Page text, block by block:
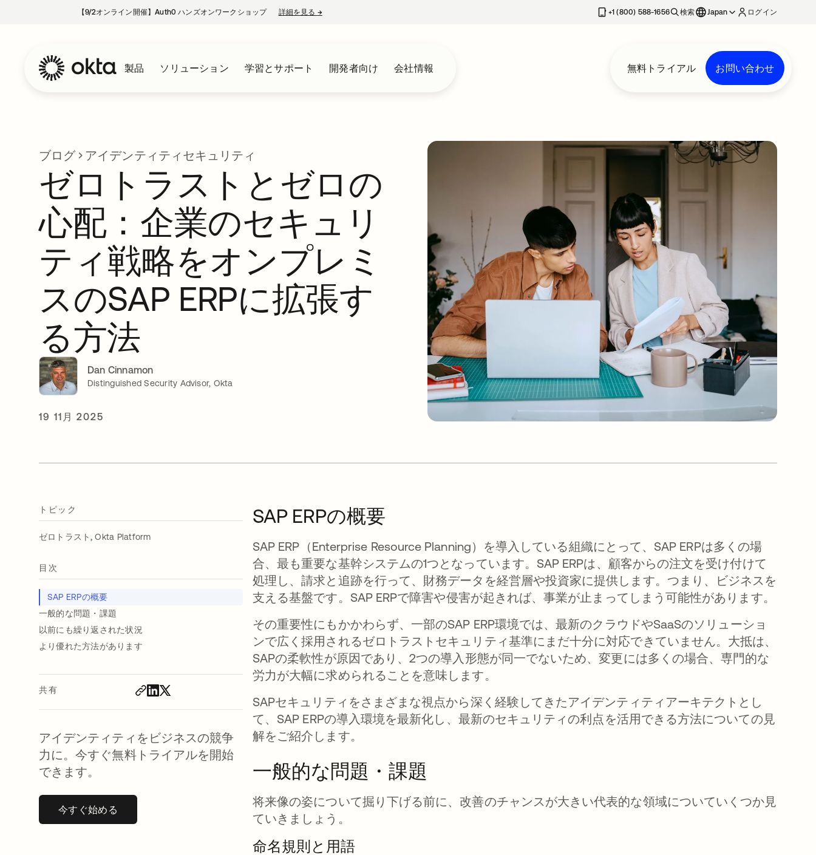
【9/2オンライン開催】Auth0 ハンズオンワークショップ 詳細を見る →新しいタブで開く +1 (800) 588-1656 検索 Japan ログイン
製品 ソリューション 学習とサポート 開発者向け 会社情報 無料トライアル お問い合わせ
ブログ アイデンティティセキュリティ
ゼロトラストとゼロの
心配：企業のセキュリ
ティ戦略をオンプレミ
スのSAP ERPに拡張す
る方法
Dan Cinnamon
Distinguished Security Advisor, Okta
19 11月 2025
トピック
ゼロトラスト,Okta Platform
目次
SAP ERPの概要
一般的な問題・課題
以前にも繰り返された状況
より優れた方法があります
共有
アイデンティティをビジネスの競争
力に。今すぐ無料トライアルを開始
できます。
今すぐ始める新しいタブで開く
SAP ERPの概要
SAP ERP（Enterprise Resource Planning）を導入している組織にとって、SAP ERPは多くの場
合、最も重要な基幹システムの1つとなっています。SAP ERPは、顧客からの注文を受け付けて
処理し、請求と追跡を行って、財務データを経営層や投資家に提供します。つまり、ビジネスを
支える基盤です。SAP ERPで障害や侵害が起きれば、事業が止まってしまう可能性があります。
その重要性にもかかわらず、一部のSAP ERP環境では、最新のクラウドやSaaSのソリューショ
ンで広く採用されるゼロトラストセキュリティ基準にまだ十分に対応できていません。大抵は、
SAPの柔軟性が原因であり、2つの導入形態が同一でないため、変更には多くの場合、専門的な
労力が大幅に求められることを意味します。
SAPセキュリティをさまざまな視点から深く経験してきたアイデンティティアーキテクトとし
て、SAP ERPの導入環境を最新化し、最新のセキュリティの利点を活用できる方法についての見
解をご紹介します。
一般的な問題・課題
将来像の姿について掘り下げる前に、改善のチャンスが大きい代表的な領域についていくつか見
ていきましょう。
命名規則と用語